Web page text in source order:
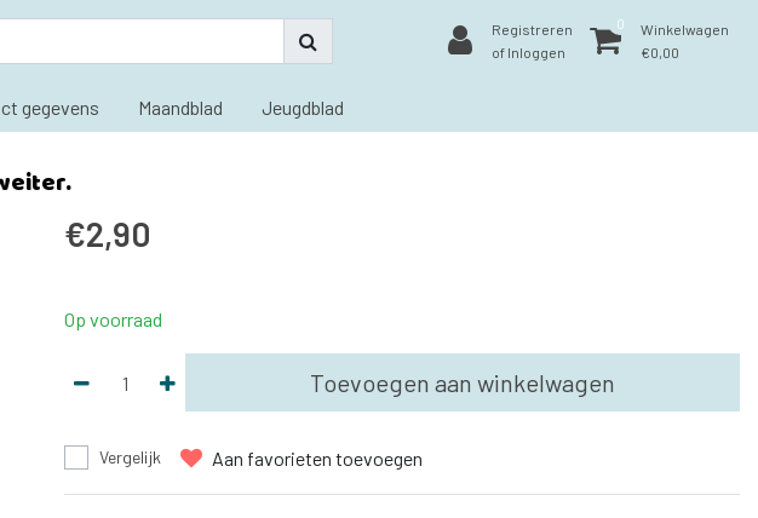
Registreren
of Inloggen
0
Winkelwagen
€0,00
gegevens Maandblad Jeugdblad
€2,90
Op voorraad
Toevoegen aan winkelwagen
Vergelijk Aan favorieten toevoegen